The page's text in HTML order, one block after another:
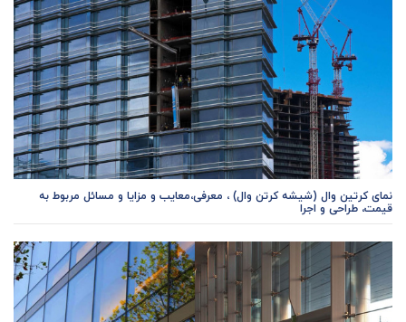
نمای کرتین وال (شیشه کرتن وال) ، معرفی،معایب و مزایا و مسائل مربوط به
قیمت، طراحی و اجرا